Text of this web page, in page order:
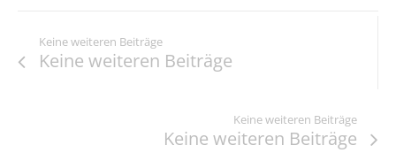
Keine weiteren Beiträge
Keine weiteren Beiträge
Keine weiteren Beiträge
Keine weiteren Beiträge